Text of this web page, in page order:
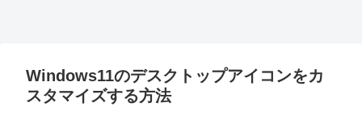
Windows11のデスクトップアイコンをカ
スタマイズする方法